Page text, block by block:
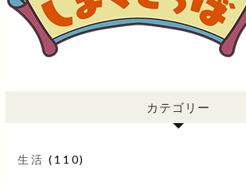
カテゴリー
生活 (110)